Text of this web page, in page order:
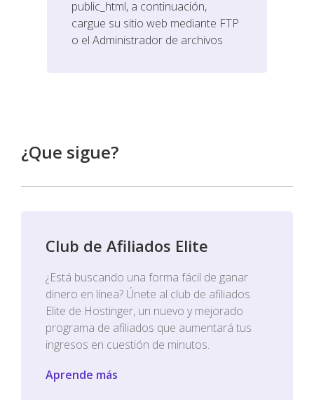
public_html, a continuación,
cargue su sitio web mediante FTP
o el Administrador de archivos
¿Que sigue?
Club de Afiliados Elite
¿Está buscando una forma fácil de ganar
dinero en línea? Únete al club de afiliados
Elite de Hostinger, un nuevo y mejorado
programa de afiliados que aumentará tus
ingresos en cuestión de minutos.
Aprende más